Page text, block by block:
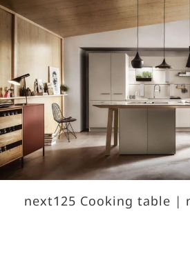
next125 Cooking table |